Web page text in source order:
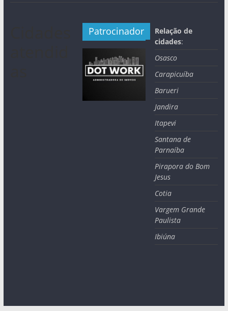
Patrocinador
Relação de
cidades:
Osasco
Carapicuíba
Barueri
Jandira
Itapevi
Santana de
Parnaíba
Pirapora do Bom
Jesus
Cotia
Vargem Grande
Paulista
Ibiúna